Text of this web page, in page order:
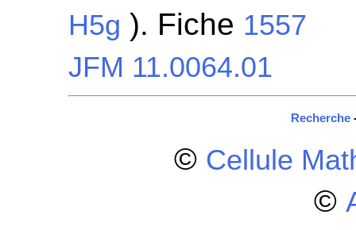
H5g ). Fiche 1557
JFM 11.0064.01
Recherche
© Cellule
©